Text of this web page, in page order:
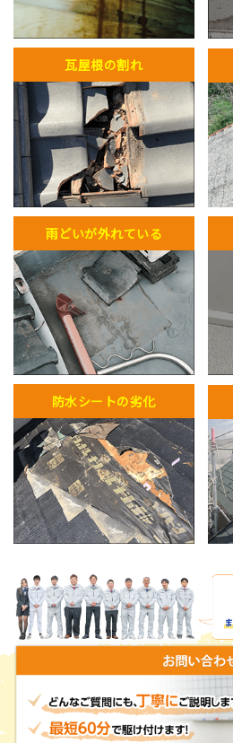
瓦屋根の割れ
雨どいが外れている
防水シートの劣化